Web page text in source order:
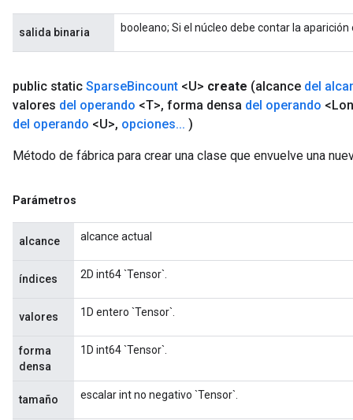
salida binaria booleano; Si el núcleo debe contar la
public static SparseBincount <U> create (alcance del
valores del operando <T>, forma densa del operando
del operando <U>, opciones... )
Método de fábrica para crear una clase que envuelve una
Parámetros
alcance alcance actual
índices 2D int64 `Tensor`.
valores 1D entero `Tensor`.
forma
densa
1D int64 `Tensor`.
tamaño escalar int no negativo `Tensor`.